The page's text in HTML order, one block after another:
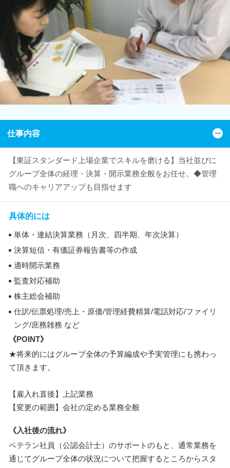
仕事内容
【東証スタンダード上場企業でスキルを磨ける】当社並びに
グループ全体の経理・決算・開示業務全般をお任せ。◆管理
職へのキャリアアップも目指せます
具体的には
単体・連結決算業務（月次、四半期、年次決算）
決算短信・有価証券報告書等の作成
適時開示業務
監査対応補助
株主総会補助
仕訳/伝票処理/売上・原価/管理経費精算/電話対応/ファイリ
ング/庶務雑務 など
《POINT》
★将来的にはグループ全体の予算編成や予実管理にも携わっ
て頂きます。
【雇入れ直後】上記業務
【変更の範囲】会社の定める業務全般
《入社後の流れ》
ベテラン社員（公認会計士）のサポートのもと、通常業務を
通じてグループ全体の状況について把握するところからスタ